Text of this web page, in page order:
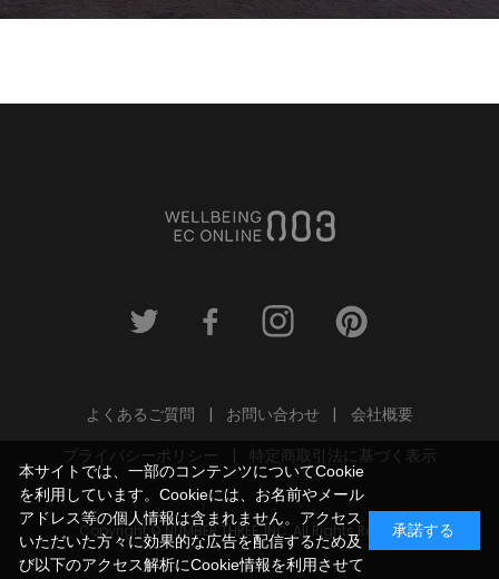
よくあるご質問 お問い合わせ
会社概要
プライバシーポリシー
特定商取引法に基づく表示
Copyright © NUMBER THREE, INC. All Rights Reserved.
本サイトでは、一部のコンテンツについてCookie
を利用しています。Cookieには、お名前やメール
アドレス等の個人情報は含まれません。アクセス
いただいた方々に効果的な広告を配信するため及
び以下のアクセス解析にCookie情報を利用させて
承諾する